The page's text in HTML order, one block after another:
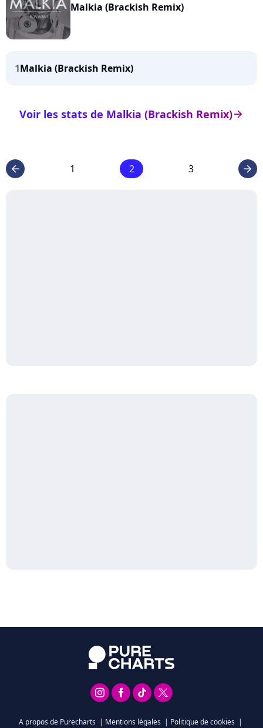
Malkia (Brackish Remix)
1Malkia (Brackish Remix)
arrow_right
Voir les stats de Malkia (Brackish Remix)
arrow_left 1 2 3 arrow_right
A propos de Purecharts | Mentions légales | Politique de cookies |